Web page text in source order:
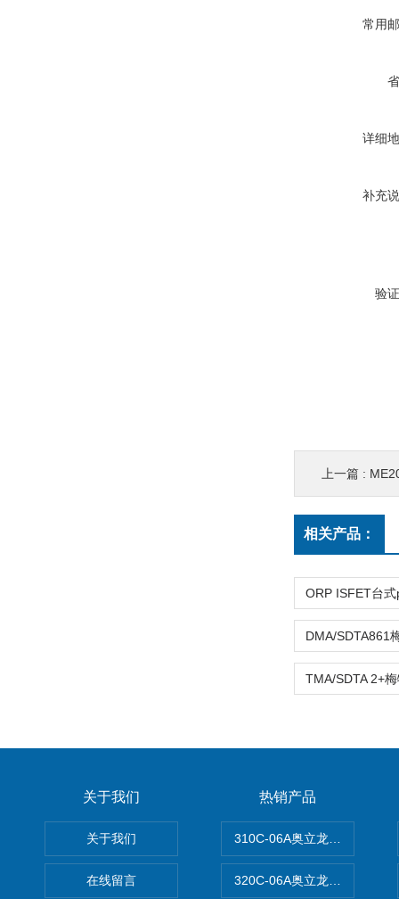
常用
详细
补充
验
上一篇 :
相关产品：
关于我们
关于我们
在线留言
热销产品
310C-06A奥立龙实验室台式
320C-06A奥立龙实验室便携